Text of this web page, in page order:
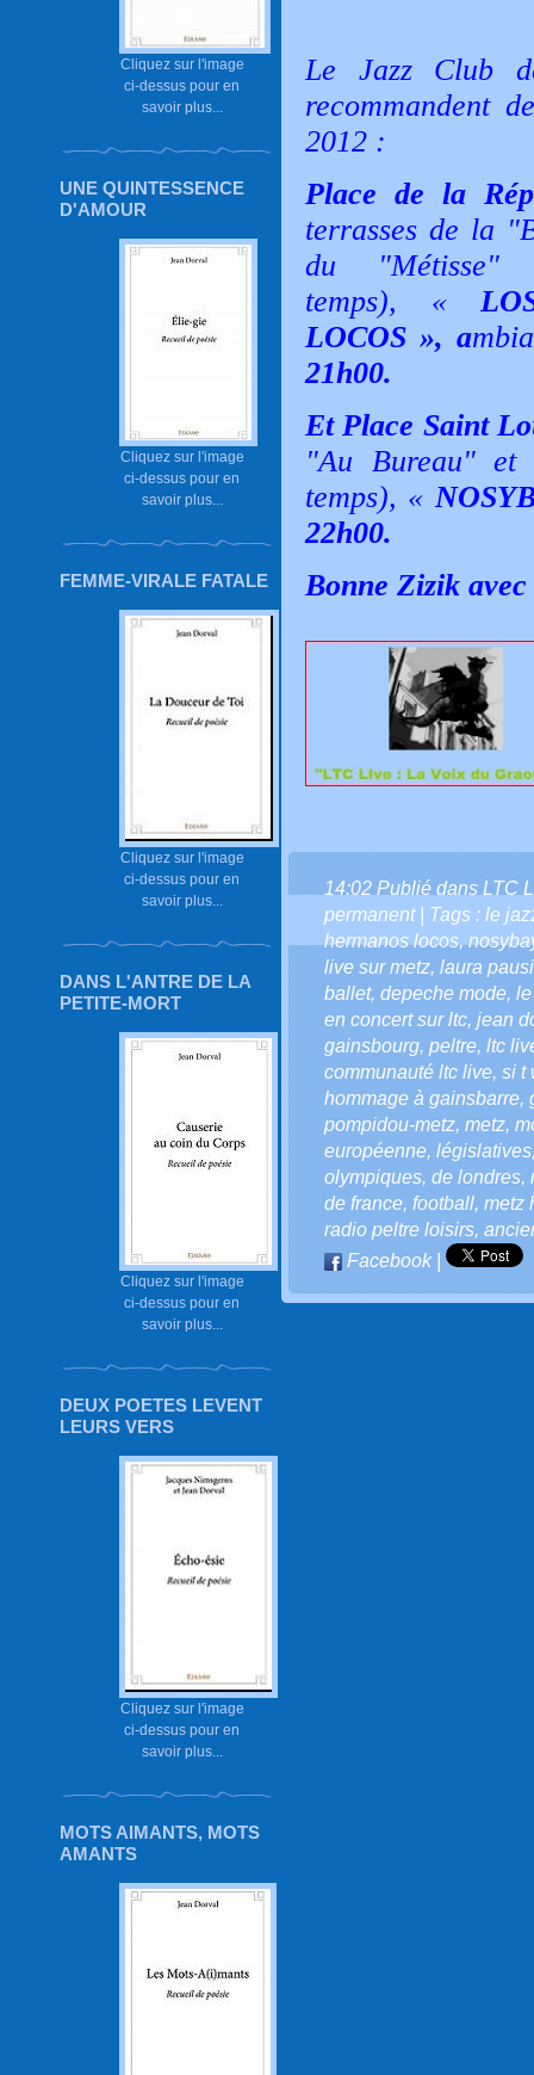
Cliquez sur l'image
ci-dessus pour en
savoir plus...
UNE QUINTESSENCE
D'AMOUR
Cliquez sur l'image
ci-dessus pour en
savoir plus...
FEMME-VIRALE FATALE
Cliquez sur l'image
ci-dessus pour en
savoir plus...
DANS L'ANTRE DE LA
PETITE-MORT
Cliquez sur l'image
ci-dessus pour en
savoir plus...
DEUX POETES LEVENT
LEURS VERS
Cliquez sur l'image
ci-dessus pour en
savoir plus...
MOTS AIMANTS, MOTS
AMANTS
Le Jazz Club
recommandent
2012 :
Place de la
terrasses de la
du "Métisse"
temps), «
LOCOS », a
21h00.
Et Place Saint
"Au Bureau" et
temps), «
22h00.
Bonne Zizik
14:02 Publié dans LTC
permanent| Tags : le
hermanos locos,
live sur metz, laura
ballet, depeche mode,
en concert sur ltc, jean
gainsbourg, peltre, ltc
communauté ltc live, si t
hommage à gainsbarre,
pompidou-metz, metz,
européenne, législatives
olympiques, de londres,
de france, football, metz
radio peltre loisirs,
Facebook|